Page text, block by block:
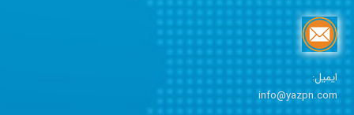
ایمیل:
info@yazpn.com